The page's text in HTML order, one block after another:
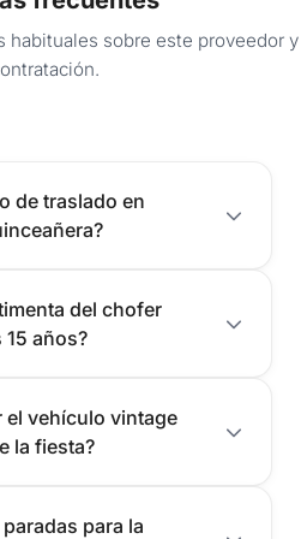
habituales sobre este proveedor y
de traslado en
del chofer
15 años?
el vehículo vintage
la fiesta?
para la